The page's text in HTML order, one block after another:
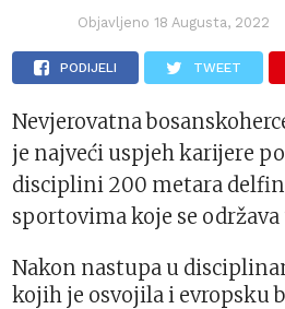
Objavljeno 18 Augusta, 2022
PODIJELI TWEET
Nevjerovatna
je najveći uspjeh karijere
disciplini 200 metara
sportovima koje se održava
Nakon nastupa u
kojih je osvojila i evropsku